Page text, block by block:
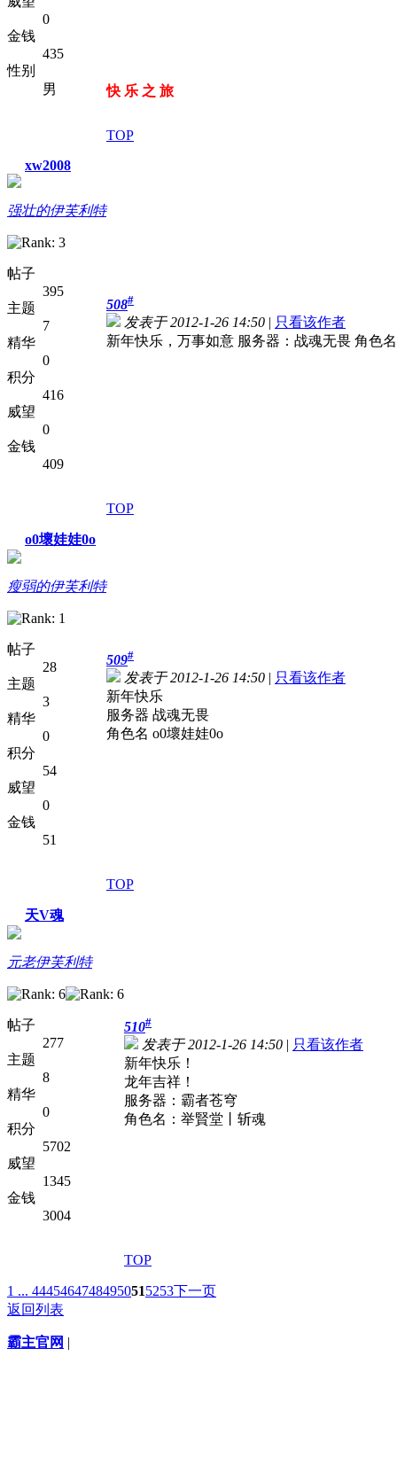
0
金钱
435
性别
男
快 乐 之 旅
TOP
xw2008
强壮的伊芙利特
帖子
395
主题
7
精华
0
积分
416
威望
0
金钱
409
508#
发表于 2012-1-26 14:50 | 只看该作者
新年快乐，万事如意 服务器：战魂无畏 角色
TOP
o0壞娃娃0o
瘦弱的伊芙利特
帖子
28
主题
3
精华
0
积分
54
威望
0
金钱
51
509#
发表于 2012-1-26 14:50 | 只看该作者
新年快乐
服务器 战魂无畏
角色名 o0壞娃娃0o
TOP
天V魂
元老伊芙利特
帖子
277
主题
8
精华
0
积分
5702
威望
1345
金钱
3004
510#
发表于 2012-1-26 14:50 | 只看该作者
新年快乐！
龙年吉祥！
服务器：霸者苍穹
角色名：举賢堂丨斩魂
TOP
1 ... 44454647484950515253下一页
返回列表
霸主官网 |